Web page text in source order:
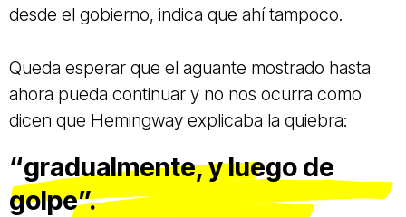
desde el gobierno, indica que ahí tampoco.
Queda esperar que el aguante mostrado hasta
ahora pueda continuar y no nos ocurra como
dicen que Hemingway explicaba la quiebra:
“gradualmente, y luego de
golpe”.